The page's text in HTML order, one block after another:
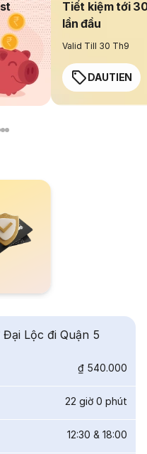
Tiết kiệm tới
lần đầu
Valid Till 30 Th9
DAUTIEN
Lộc đi Quận 5
₫ 540.000
22 giờ 0 phút
12:30 & 18:00